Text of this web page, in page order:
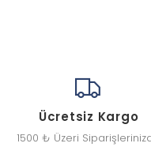
Ücretsiz Kargo
1500 ₺ Üzeri